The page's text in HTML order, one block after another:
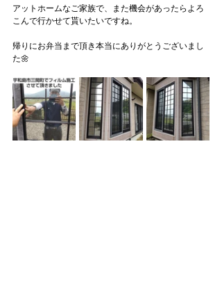
アットホームなご家族で、また機会があったらよろ
こんで行かせて貰いたいですね。
帰りにお弁当まで頂き本当にありがとうございまし
た🌼